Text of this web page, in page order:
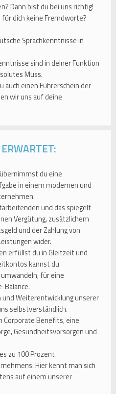
Dann bist du bei uns richtig!
dich keine Fremdworte?
Sprachkenntnisse in
sind in deiner Funktion
Muss.
auch einen Führerschein der
wir uns auf deine
du eine
in einem modernen und
und das spiegelt
Vergütung, zusätzlichem
und der Zahlung von
wider.
erfüllst du in Gleitzeit und
kannst du
für eine
Balance.
Weiterentwicklung unserer
selbstverständlich.
Corporate Benefits, eine
Gesundheitsvorsorgen und
zu 100 Prozent
Hier kennt man sich
auf einem unserer